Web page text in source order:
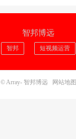
智邦博远
智邦 短视频运营
© Array- 智邦博远 网站地图